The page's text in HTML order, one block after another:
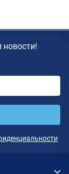
новости!